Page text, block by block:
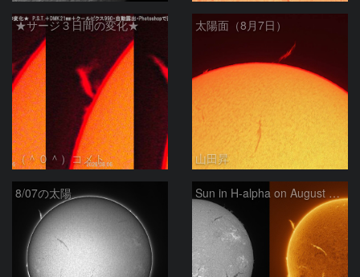
★サージ３日間の変化★
（＾０＾）コメト
太陽面（8月7日）
山田昇
8/07の太陽 Sun in H-alpha on August 7, 2026